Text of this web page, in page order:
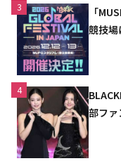
3
「
競技場
4
部フ